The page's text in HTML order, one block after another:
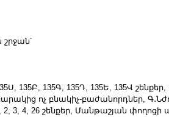
135Բ, 135Գ, 135Դ, 135Ե, 135Վ
ոչ բնակիչ-բաժանորդներ,
2, 3, 4, 26 շենքեր, Մանթաշյան